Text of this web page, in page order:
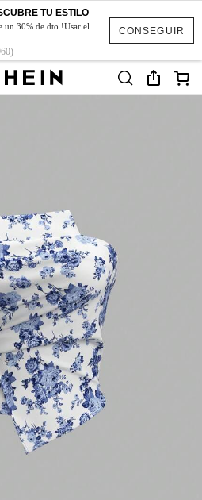
CONSEGUIR
TU ESTILO
un 30% de dto.!Usar el